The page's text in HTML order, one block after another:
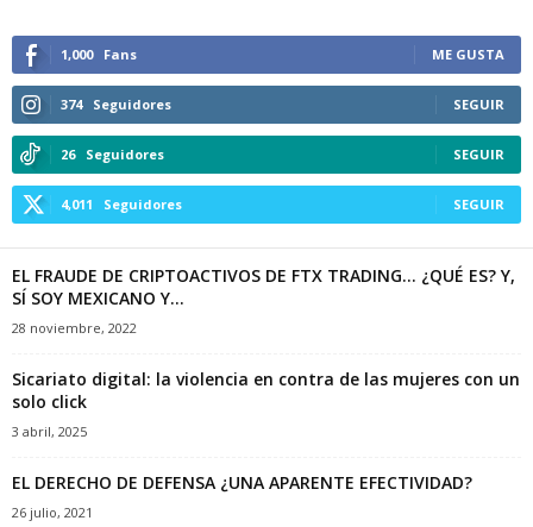
1,000 Fans ME GUSTA
374 Seguidores SEGUIR
26 Seguidores SEGUIR
4,011 Seguidores SEGUIR
EL FRAUDE DE CRIPTOACTIVOS DE FTX TRADING… ¿QUÉ ES? Y,
SÍ SOY MEXICANO Y...
28 noviembre, 2022
Sicariato digital: la violencia en contra de las mujeres con un
solo click
3 abril, 2025
EL DERECHO DE DEFENSA ¿UNA APARENTE EFECTIVIDAD?
26 julio, 2021